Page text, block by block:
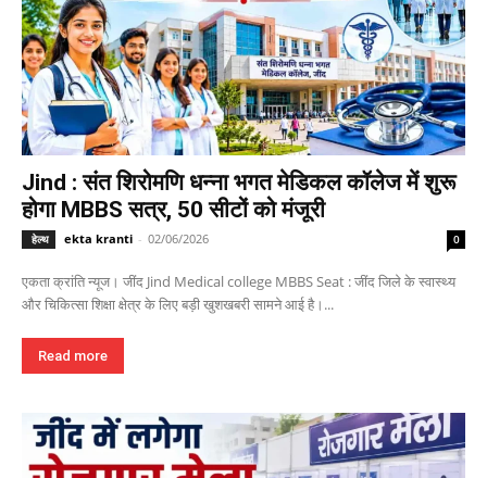
Jind : संत शिरोमणि धन्ना भगत मेडिकल कॉलेज में शुरू
होगा MBBS सत्र, 50 सीटों को मंजूरी
हेल्थ ekta kranti - 02/06/2026 0
एकता क्रांति न्यूज। जींद Jind Medical college MBBS Seat : जींद जिले के स्वास्थ्य
और चिकित्सा शिक्षा क्षेत्र के लिए बड़ी खुशखबरी सामने आई है।...
Read more